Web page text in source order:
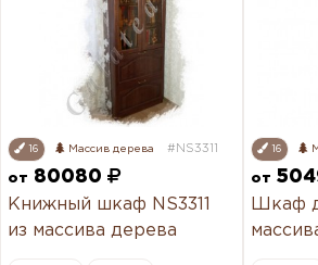
16 Массив дерева #NS3311
от
80080
Книжный шкаф NS3311
из массива дерева
16
от
Шкаф